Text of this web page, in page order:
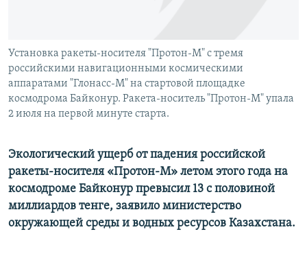
Установка ракеты-носителя "Протон-М" с тремя
российскими навигационными космическими
аппаратами "Глонасс-М" на стартовой площадке
космодрома Байконур. Ракета-носитель "Протон-М" упала
2 июля на первой минуте старта.
Экологический ущерб от падения российской
ракеты-носителя «Протон-М» летом этого года на
космодроме Байконур превысил 13 с половиной
миллиардов тенге, заявило министерство
окружающей среды и водных ресурсов Казахстана.